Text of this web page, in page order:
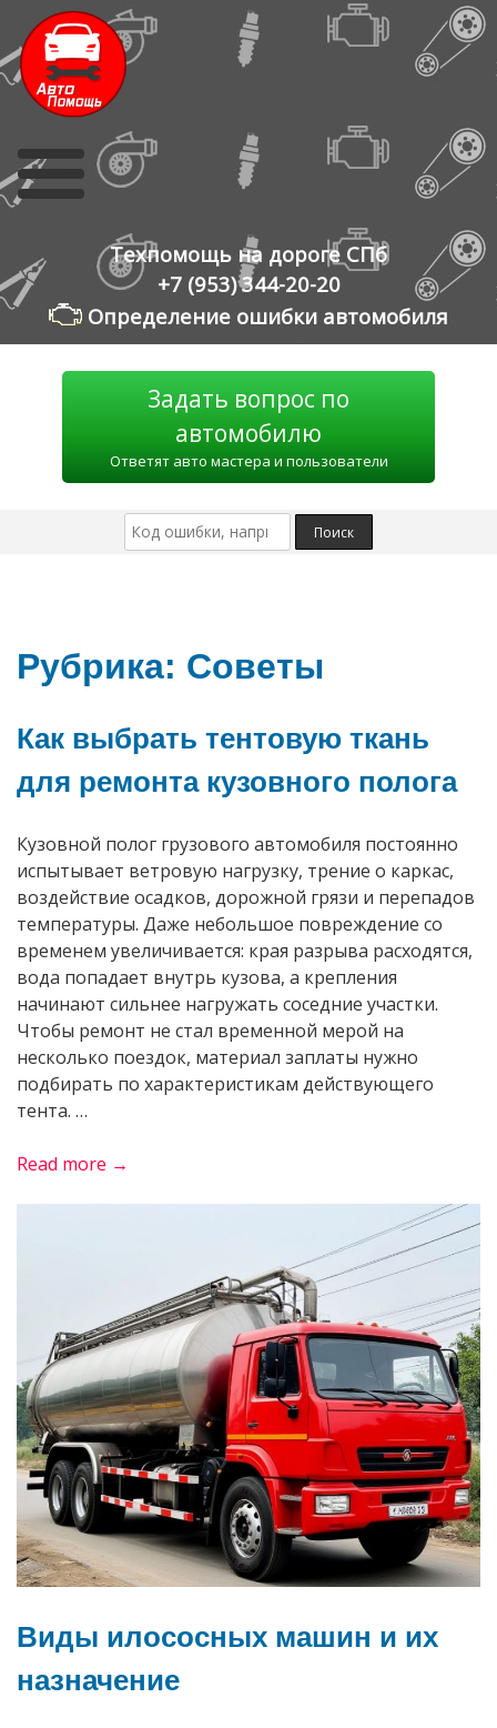
content
Техпомощь на дороге СПб
+7 (953) 344-20-20
Определение ошибки автомобиля
Задать вопрос по
автомобилю
Ответят авто мастера и пользователи
Рубрика: Советы
Как выбрать тентовую ткань
для ремонта кузовного полога
Кузовной полог грузового автомобиля постоянно
испытывает ветровую нагрузку, трение о каркас,
воздействие осадков, дорожной грязи и перепадов
температуры. Даже небольшое повреждение со
временем увеличивается: края разрыва расходятся,
вода попадает внутрь кузова, а крепления
начинают сильнее нагружать соседние участки.
Чтобы ремонт не стал временной мерой на
несколько поездок, материал заплаты нужно
подбирать по характеристикам действующего
тента. …
Read more →
ремонта
кузовного
полога»
Виды илососных машин и их
назначение